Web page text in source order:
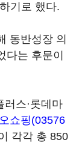
기로 했다.
동반성장 의
는 후문이
스·롯데마
쇼핑(03576
각각 총 850